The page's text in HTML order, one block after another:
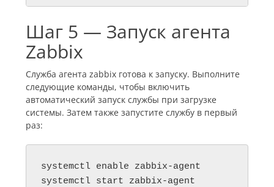
Шаг 5 — Запуск агента
Zabbix
Служба агента zabbix готова к запуску. Выполните
следующие команды, чтобы включить
автоматический запуск службы при загрузке
системы. Затем также запустите службу в первый
раз:
systemctl enable zabbix-agent